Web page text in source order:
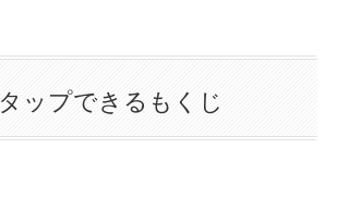
タップできるもくじ